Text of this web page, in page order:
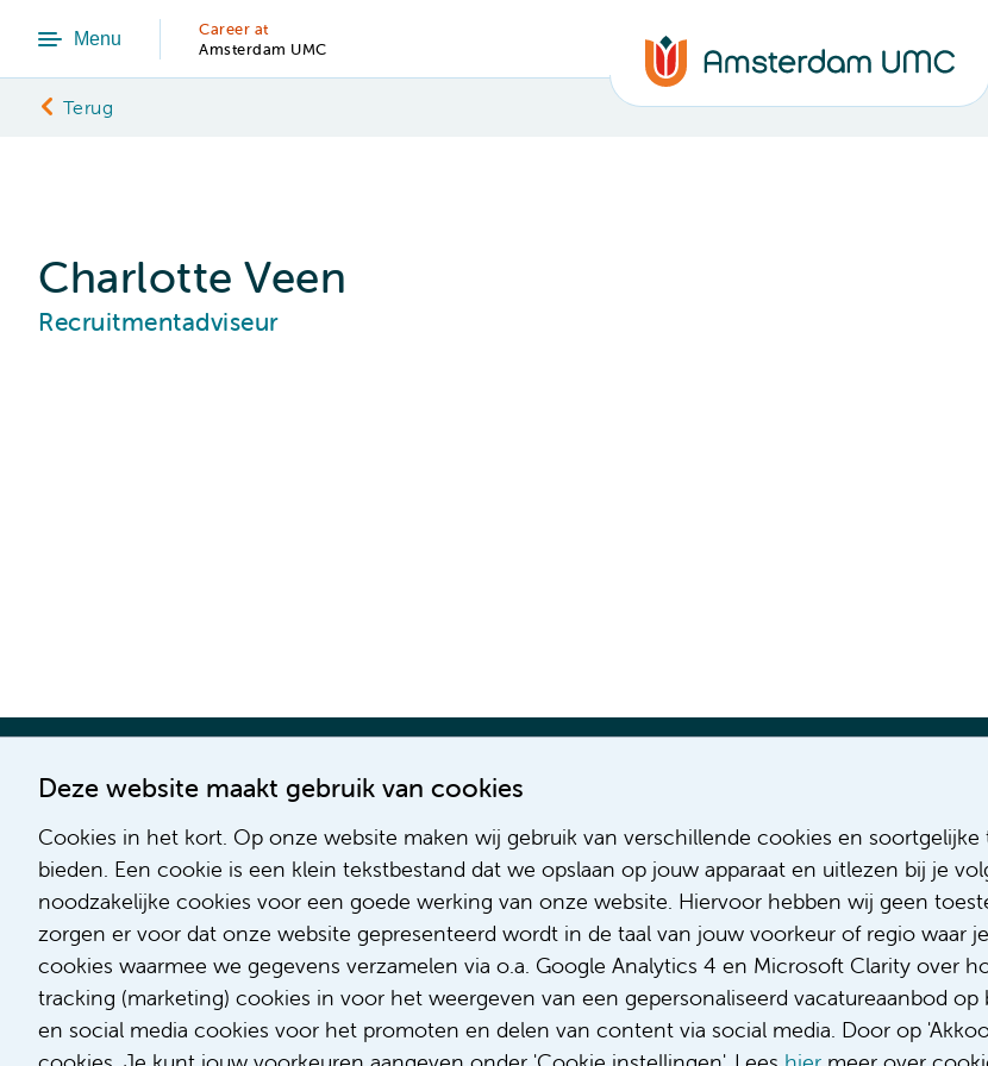
Deze website maakt gebruik van cookies
Cookies in het kort. Op onze website maken wij gebruik van verschillende cookies en
bieden. Een cookie is een klein tekstbestand dat we opslaan op jouw apparaat en uitlezen bij je
noodzakelijke cookies voor een goede werking van onze website. Hiervoor hebben wij geen
zorgen er voor dat onze website gepresenteerd wordt in de taal van jouw voorkeur of regio waar
cookies waarmee we gegevens verzamelen via o.a. Google Analytics 4 en Microsoft Clarity over
tracking (marketing) cookies in voor het weergeven van een gepersonaliseerd vacatureaanbod
en social media cookies voor het promoten en delen van content via social media. Door op
Menu
Career at
Amsterdam UMC
Terug
Charlotte Veen
Recruitmentadviseur
MSCA-DN PhD position: brain large
axial field of view PET/CT
MSCA-DN PhD position: clinical
utility LAFOV PET/CT